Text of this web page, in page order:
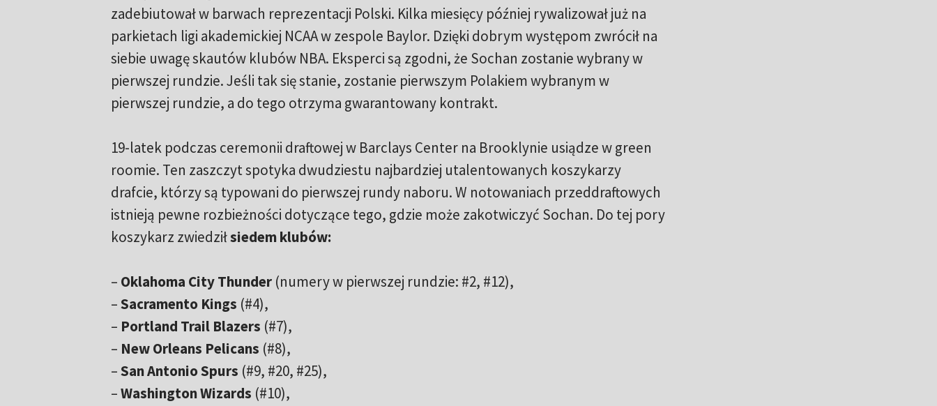
zadebiutował w barwach reprezentacji Polski. Kilka miesięcy później rywalizował już na
parkietach ligi akademickiej NCAA w zespole Baylor. Dzięki dobrym występom zwrócił na
siebie uwagę skautów klubów NBA. Eksperci są zgodni, że Sochan zostanie wybrany w
pierwszej rundzie. Jeśli tak się stanie, zostanie pierwszym Polakiem wybranym w
pierwszej rundzie, a do tego otrzyma gwarantowany kontrakt.
19-latek podczas ceremonii draftowej w Barclays Center na Brooklynie usiądze w green
roomie. Ten zaszczyt spotyka dwudziestu najbardziej utalentowanych koszykarzy
drafcie, którzy są typowani do pierwszej rundy naboru. W notowaniach przeddraftowych
istnieją pewne rozbieżności dotyczące tego, gdzie może zakotwiczyć Sochan. Do tej pory
koszykarz zwiedziłsiedem klubów:
– Oklahoma City Thunder(numery w pierwszej rundzie: #2, #12),
–Sacramento Kings (#4),
– Portland Trail Blazers (#7),
– New Orleans Pelicans (#8),
–San Antonio Spurs (#9, #20, #25),
–Washington Wizards (#10),